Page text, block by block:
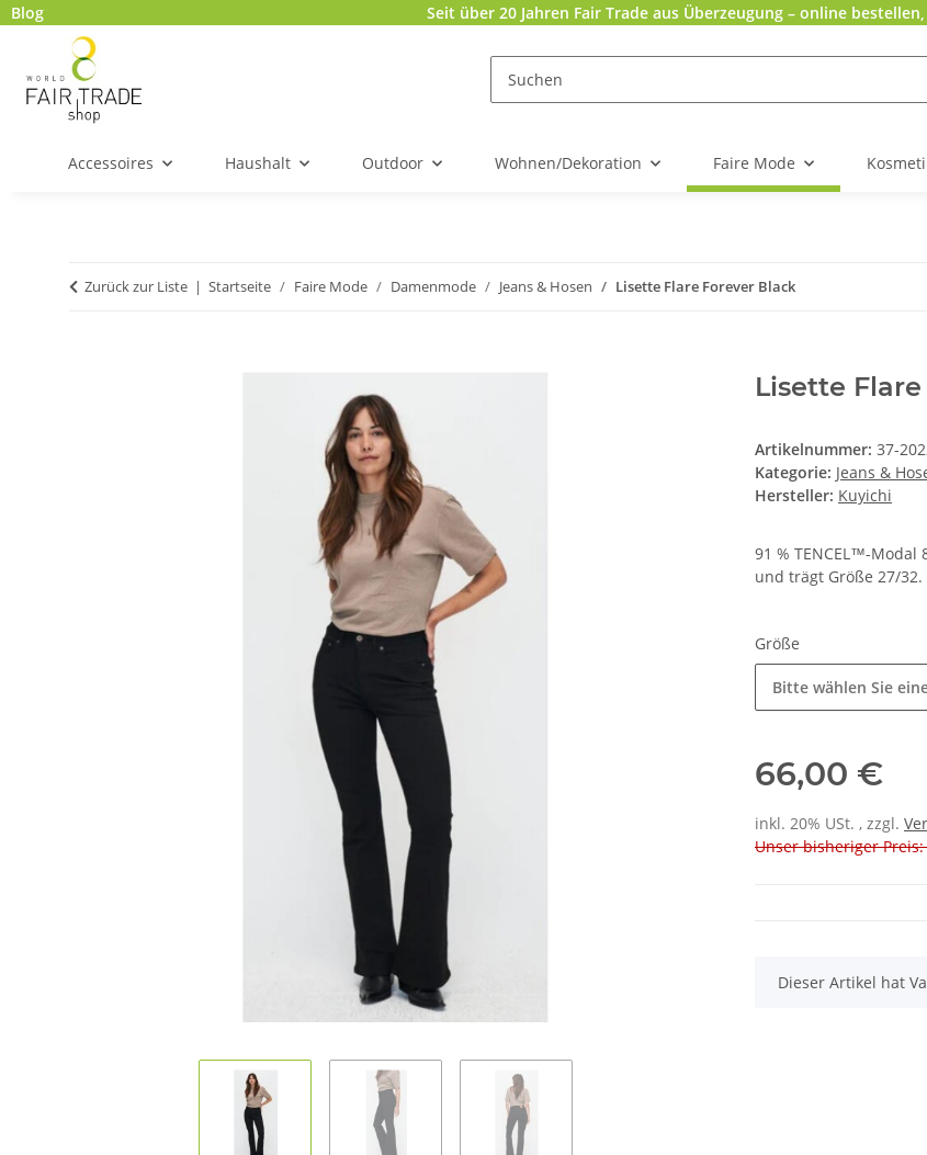
Blog Seit über 20 Jahren Fair Trade aus Überzeugung – online
Accessoires Haushalt Outdoor Wohnen/Dekoration Faire Mode
Zurück zur Liste Startseite Faire Mode Damenmode Jeans & Hosen Lisette Flare Forever Black
Lisette
Artikelnummer: 37-
Kategorie: Jeans &
Hersteller: Kuyichi
91 % TENCEL™-Modal
und trägt Größe 27/32.
Größe
Bitte wählen Sie
66,00 €
inkl. 20% USt. , zzgl.
Unser bisheriger Preis:
x
Dieser Artikel hat